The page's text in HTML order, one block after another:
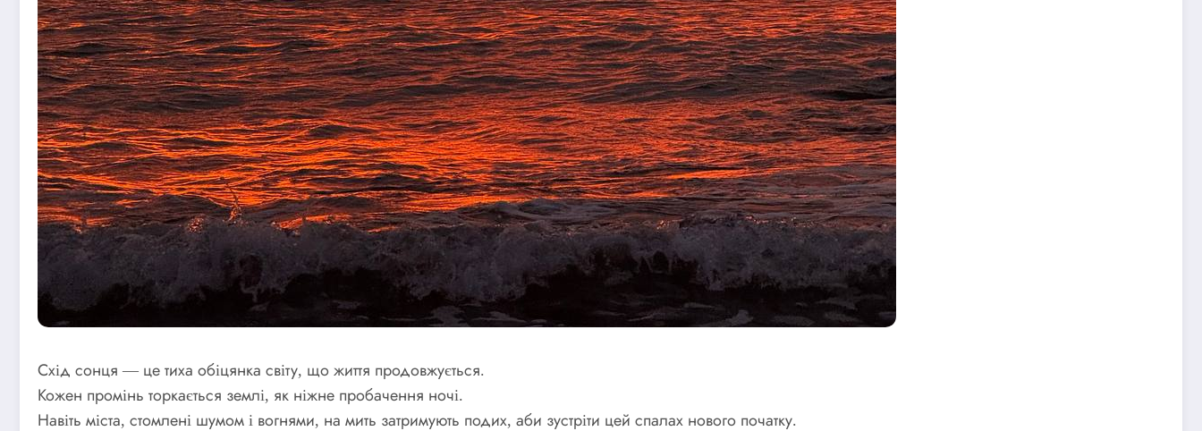
Схід сонця — це тиха обіцянка світу, що життя продовжується.
Кожен промінь торкається землі, як ніжне пробачення ночі.
Навіть міста, стомлені шумом і вогнями, на мить затримують подих, аби зустріти цей спалах нового початку.